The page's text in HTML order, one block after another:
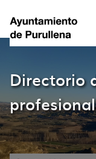
Directorio